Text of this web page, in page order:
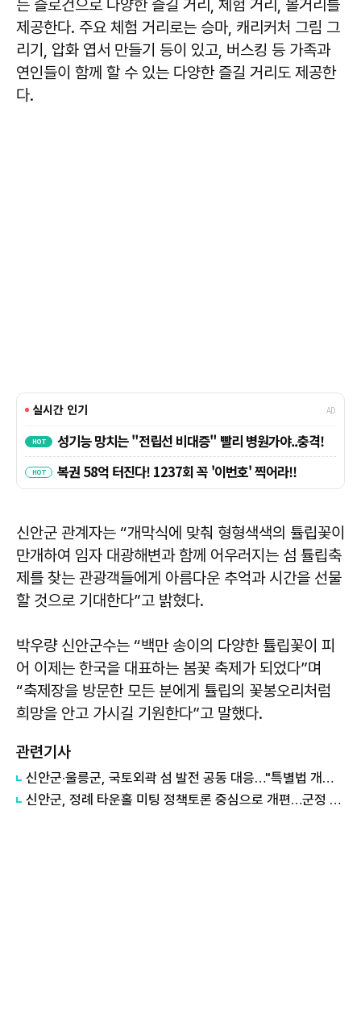
는 슬로건으로 다양한 즐길 거리, 체험 거리, 볼거리를
제공한다. 주요 체험 거리로는 승마, 캐리커처 그림 그
리기, 압화 엽서 만들기 등이 있고, 버스킹 등 가족과
연인들이 함께 할 수 있는 다양한 즐길 거리도 제공한
다.
신안군 관계자는 “개막식에 맞춰 형형색색의 튤립꽃이
만개하여 임자 대광해변과 함께 어우러지는 섬 튤립축
제를 찾는 관광객들에게 아름다운 추억과 시간을 선물
할 것으로 기대한다”고 밝혔다.
박우량 신안군수는 “백만 송이의 다양한 튤립꽃이 피
어 이제는 한국을 대표하는 봄꽃 축제가 되었다”며
“축제장을 방문한 모든 분에게 튤립의 꽃봉오리처럼
희망을 안고 가시길 기원한다”고 말했다.
관련기사
신안군·울릉군, 국토외곽 섬 발전 공동 대응…"특별법 개정 협력"
신안군, 정례 타운홀 미팅 정책토론 중심으로 개편…군정 소통 강화